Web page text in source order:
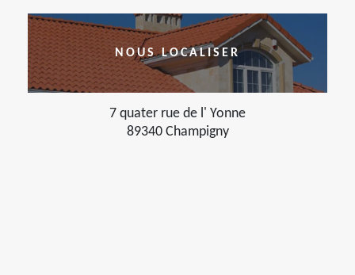
NOUS LOCALISER
7 quater rue de l' Yonne
89340 Champigny